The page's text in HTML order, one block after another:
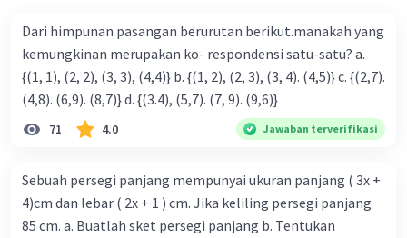
Dengan demikian, himpunan semesta untuk
soal di atas adalah S = himpunan bulan-bulan
dimana bunga mawar dan lili mekar = {Maret,
April, Mei, Juni, Juli, Agustus, September,
Oktober, November}.
Dari himpunan pasangan berurutan berikut.manakah yang
kemungkinan merupakan ko- respondensi satu-satu? a.
{(1, 1), (2, 2), (3, 3), (4,4)} b. {(1, 2), (2, 3), (3, 4). (4,5)} c. {(2,7).
(4,8). (6,9). (8,7)} d. {(3.4), (5,7). (7, 9). (9,6)}
71 4.0 Jawaban terverifikasi
Sebuah persegi panjang mempunyai ukuran panjang ( 3x +
4)cm dan lebar ( 2x + 1 ) cm. Jika keliling persegi panjang
85 cm. a. Buatlah sket persegi panjang b. Tentukan